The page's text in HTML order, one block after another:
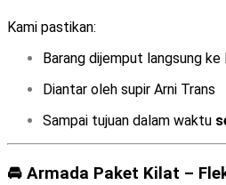
Kami pastikan:
Barang dijemput langsung ke
Diantar oleh supir Arni Trans
Sampai tujuan dalam waktu
🚘 Armada Paket Kilat –